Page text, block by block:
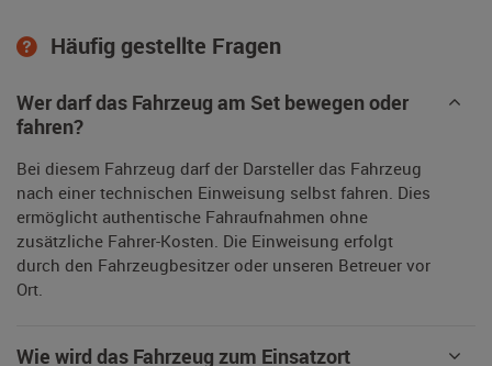
Häufig gestellte Fragen
Wer darf das Fahrzeug am Set bewegen oder
fahren?
Bei diesem Fahrzeug darf der Darsteller das Fahrzeug
nach einer technischen Einweisung selbst fahren. Dies
ermöglicht authentische Fahraufnahmen ohne
zusätzliche Fahrer-Kosten. Die Einweisung erfolgt
durch den Fahrzeugbesitzer oder unseren Betreuer vor
Ort.
Wie wird das Fahrzeug zum Einsatzort